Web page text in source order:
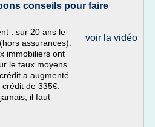
conseils pour faire
voir la vidéo
: sur 20 ans le
assurances).
immobiliers ont
le taux moyens.
a augmenté
de 335€.
il faut